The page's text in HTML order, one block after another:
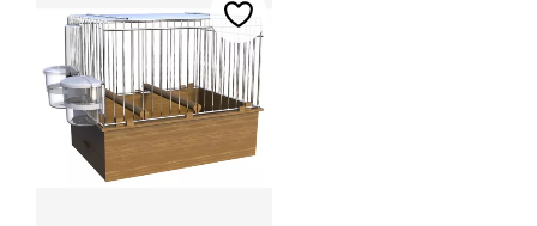
Lägg till i favoriter